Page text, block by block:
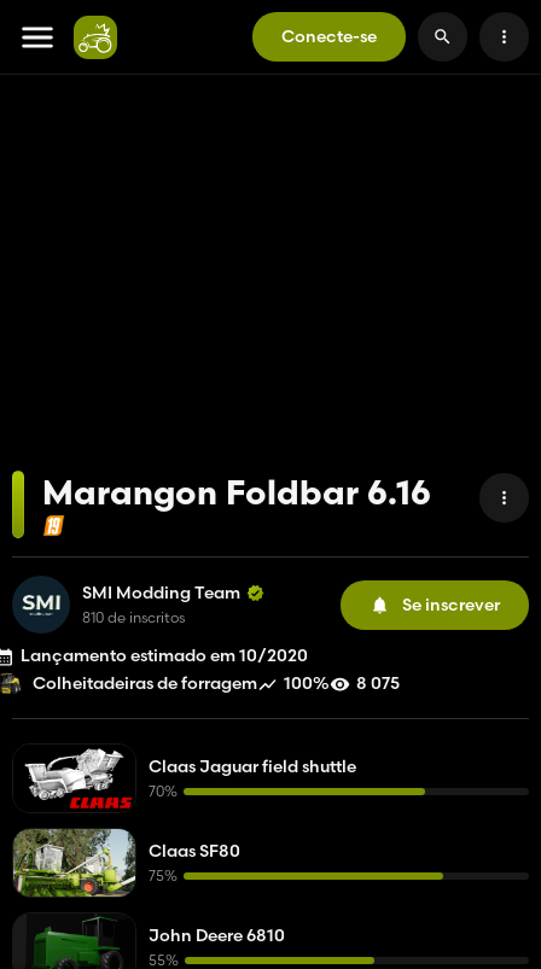
Conecte-se
Marangon Foldbar 6.16
SMI Modding Team
810 de inscritos
Se inscrever
Lançamento estimado em 10/2020
Colheitadeiras de forragem
100% 8 075
Claas Jaguar field shuttle
70%
Claas SF80
75%
John Deere 6810
55%